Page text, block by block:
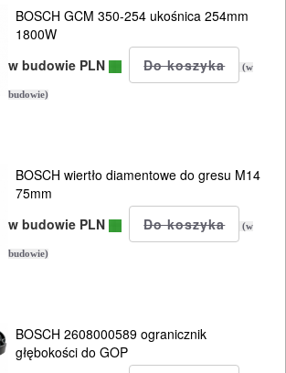
BOSCH GCM 350-254 ukośnica 254mm
1800W
w budowie PLN
(w
budowie)
BOSCH wiertło diamentowe do gresu M14
75mm
w budowie PLN
(w
budowie)
BOSCH 2608000589 ogranicznik
głębokości do GOP